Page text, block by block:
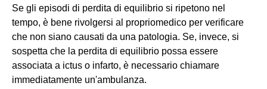
Se gli episodi di perdita di equilibrio si ripetono nel
tempo, è bene rivolgersi al propriomedico per verificare
che non siano causati da una patologia. Se, invece, si
sospetta che la perdita di equilibrio possa essere
associata a ictus o infarto, è necessario chiamare
immediatamente un'ambulanza.